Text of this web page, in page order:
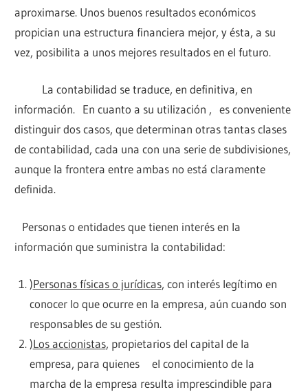
aproximarse. Unos buenos resultados económicos
propician una estructura financiera mejor, y ésta, a su
vez, posibilita a unos mejores resultados en el futuro.
La contabilidad se traduce, en definitiva, en
información. En cuanto a su utilización , es conveniente
distinguir dos casos, que determinan otras tantas clases
de contabilidad, cada una con una serie de subdivisiones,
aunque la frontera entre ambas no está claramente
definida.
Personas o entidades que tienen interés en la
información que suministra la contabilidad:
)Personas físicas o jurídicas, con interés legítimo en
conocer lo que ocurre en la empresa, aún cuando son
responsables de su gestión.
)Los accionistas, propietarios del capital de la
empresa, para quienes el conocimiento de la
marcha de la empresa resulta imprescindible para